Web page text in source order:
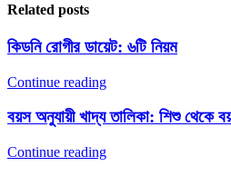
Related posts
কিডনি রোগীর ডায়েট: ৬টি নিয়ম
Continue reading
বয়স অনুযায়ী খাদ্য তালিকা: শিশু থেকে
Continue reading